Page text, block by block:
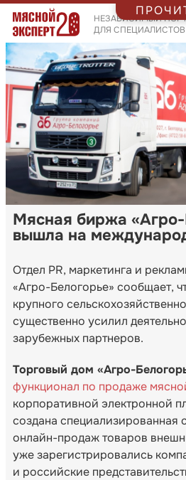
НЕЗАВИСИМЫЙ
ДЛЯ
Мясная биржа
вышла на
Отдел PR, маркетинга и
«Агро-Белогорье» сообщает,
крупного
существенно усилил
зарубежных партнеров.
Торговый дом «Агро-
функционал по продаже
корпоративной электронной
создана специализированная
онлайн-продаж товаров
уже зарегистрировались
и российские